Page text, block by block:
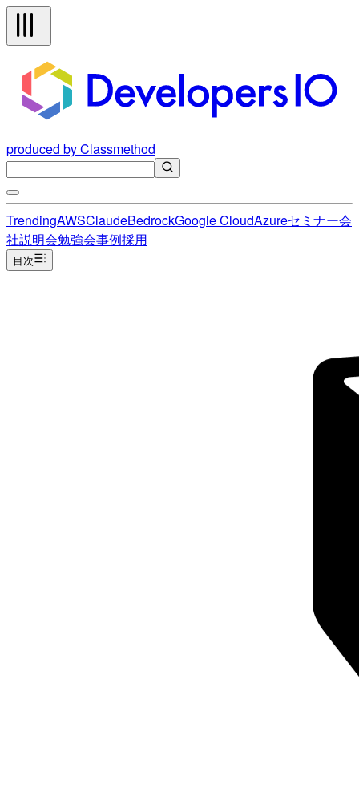
produced by Classmethod
TrendingAWSClaudeBedrockGoogle CloudAzureセミナー会
社説明会勉強会事例採用
目次